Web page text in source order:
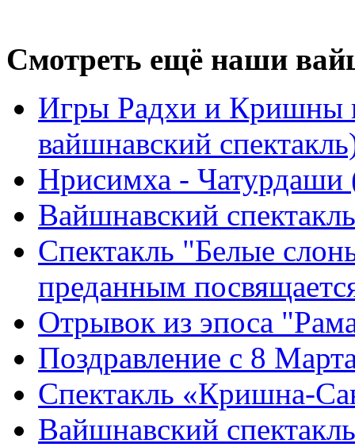
Смотреть ещё наши
Игры Радхи и Кришны
вайшнавский
Нрисимха - Чатурдаши
Вайшнавский
Спектакль "Белые
преданным
Отрывок из эпоса
Поздравление с 8
Спектакль «Кришна-
Вайшнавский